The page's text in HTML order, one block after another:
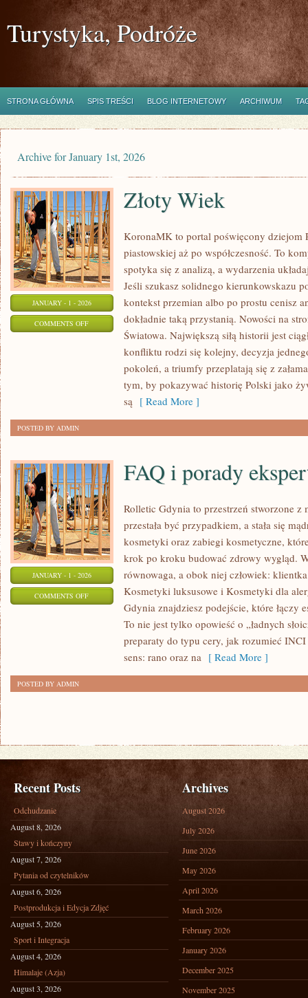
Turystyka, Podróże
STRONA GŁÓWNA SPIS TREŚCI BLOG INTERNETOWY ARCHIWUM
Archive for January 1st, 2026
JANUARY - 1 - 2026
COMMENTS OFFON
Złoty Wiek
KoronaMK to portal poświęcony dziejom
piastowskiej aż po współczesność. To
spotyka się z analizą, a wydarzenia
Jeśli szukasz solidnego kierunkowskazu
kontekst przemian albo po prostu cenisz
dokładnie taką przystanią. Nowości na
Światowa. Największą siłą historii jest
konfliktu rodzi się kolejny, decyzja
pokoleń, a triumfy przeplatają się z
tym, by pokazywać historię Polski jako
są [ Read More ]
POSTED BY ADMIN
JANUARY - 1 - 2026
COMMENTS OFFON
FAQ i porady
Rolletic Gdynia to przestrzeń stworzone
przestała być przypadkiem, a stała się
kosmetyki oraz zabiegi kosmetyczne,
krok po kroku budować zdrowy wygląd.
równowaga, a obok niej człowiek:
Kosmetyki luksusowe i Kosmetyki dla
Gdynia znajdziesz podejście, które łączy
To nie jest tylko opowieść o „ładnych
preparaty do typu cery, jak rozumieć
sens: rano oraz na [ Read More ]
POSTED BY ADMIN
Recent Posts
Odchudzanie
August 8, 2026
Stawy i kończyny
August 7, 2026
Pytania od czytelników
August 6, 2026
Postprodukcja i Edycja Zdjęć
August 5, 2026
Sport i Integracja
August 4, 2026
Himalaje (Azja)
August 3, 2026
Archives
August 2026
July 2026
June 2026
May 2026
April 2026
March 2026
February 2026
January 2026
December 2025
November 2025